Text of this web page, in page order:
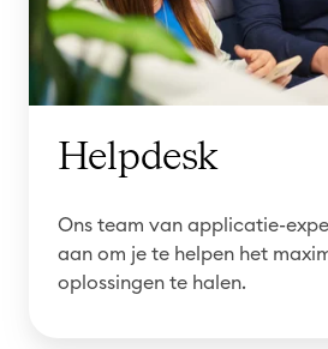
Helpdesk
Ons team van applicatie-
aan om je te helpen het
oplossingen te halen.